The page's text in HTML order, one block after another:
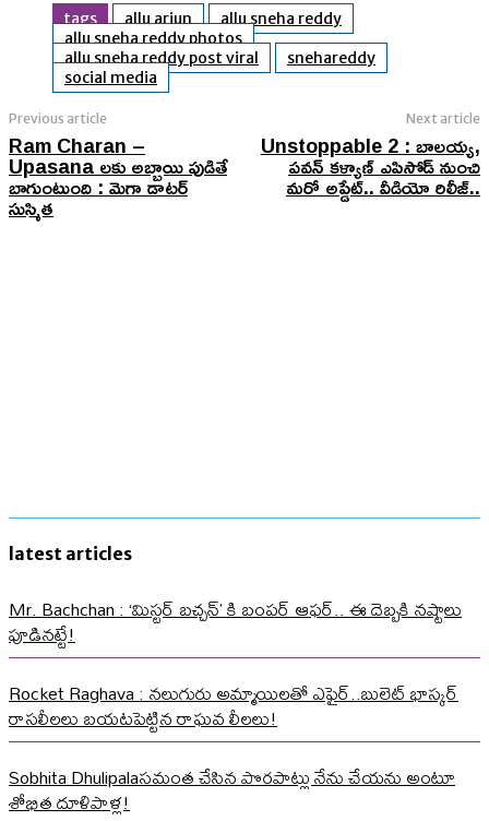
tags allu arjun
allu sneha reddy
allu sneha reddy photos
allu sneha reddy post viral
snehareddy
social media
Previous article
Ram Charan –
Upasana లకు అబ్బాయి పుడితే
బాగుంటుంది : మెగా డాటర్
సుస్మిత
Next article
Unstoppable 2 : బాలయ్య,
పవన్ కళ్యాణ్ ఎపిసోడ్ నుంచి
మరో అప్డేట్.. వీడియో రిలీజ్..
latest articles
Mr. Bachchan : ‘మిస్టర్ బచ్చన్’ కి బంపర్ ఆఫర్.. ఈ దెబ్బకి నష్టాలు
పూడినట్టే!
Rocket Raghava : నలుగురు అమ్మాయిలతో ఎఫైర్..బులెట్ భాస్కర్
రాసలీలలు బయటపెట్టిన రాఘవ లీలలు!
Sobhita Dhulipalaసమంత చేసిన పొరపాట్లు నేను చేయను అంటూ
శోభిత దూళిపాళ్ల!